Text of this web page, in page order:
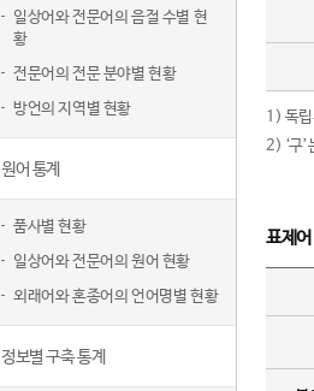
일상어와 전문어의 음절 수별 현
황
전문어의 전문 분야별 현황
방언의 지역별 현황
원어 통계
품사별 현황
일상어와 전문어의 원어 현황
외래어와 혼종어의 언어명별 현황
정보별 구축 통계
1) 독립
2) ‘구
표제